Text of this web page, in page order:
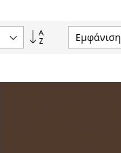
Φθίνουσα
ταξινόμηση
Εμφάνιση